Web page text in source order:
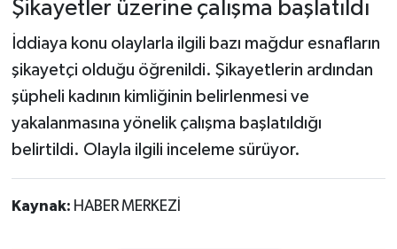
Şikayetler üzerine çalışma başlatıldı
İddiaya konu olaylarla ilgili bazı mağdur esnafların
şikayetçi olduğu öğrenildi. Şikayetlerin ardından
şüpheli kadının kimliğinin belirlenmesi ve
yakalanmasına yönelik çalışma başlatıldığı
belirtildi. Olayla ilgili inceleme sürüyor.
Kaynak: HABER MERKEZİ